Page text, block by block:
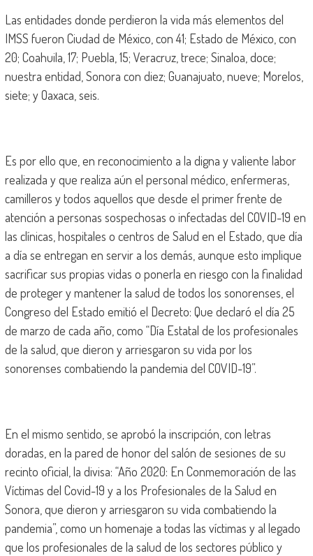
Las entidades donde perdieron la vida más elementos del
IMSS fueron Ciudad de México, con 41; Estado de México, con
20; Coahuila, 17; Puebla, 15; Veracruz, trece; Sinaloa, doce;
nuestra entidad, Sonora con diez; Guanajuato, nueve; Morelos,
siete; y Oaxaca, seis.
Es por ello que, en reconocimiento a la digna y valiente labor
realizada y que realiza aún el personal médico, enfermeras,
camilleros y todos aquellos que desde el primer frente de
atención a personas sospechosas o infectadas del COVID-19 en
las clínicas, hospitales o centros de Salud en el Estado, que día
a día se entregan en servir a los demás, aunque esto implique
sacrificar sus propias vidas o ponerla en riesgo con la finalidad
de proteger y mantener la salud de todos los sonorenses, el
Congreso del Estado emitió el Decreto: Que declaró el día 25
de marzo de cada año, como “Día Estatal de los profesionales
de la salud, que dieron y arriesgaron su vida por los
sonorenses combatiendo la pandemia del COVID-19”.
En el mismo sentido, se aprobó la inscripción, con letras
doradas, en la pared de honor del salón de sesiones de su
recinto oficial, la divisa: “Año 2020: En Conmemoración de las
Víctimas del Covid-19 y a los Profesionales de la Salud en
Sonora, que dieron y arriesgaron su vida combatiendo la
pandemia”, como un homenaje a todas las víctimas y al legado
que los profesionales de la salud de los sectores público y